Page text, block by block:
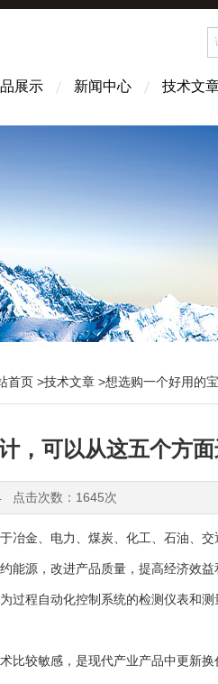
展示 新闻中心 技术文
首页 >技术文章 >想选购一个好用的
，可以从这五个方
点击次数：1645次
冶金、电力、煤炭、化工、石油、
能源，改进产品质量，提高经济效
程自动化控制系统的检测仪表和测
较敏感，是现代产业产品中更新换